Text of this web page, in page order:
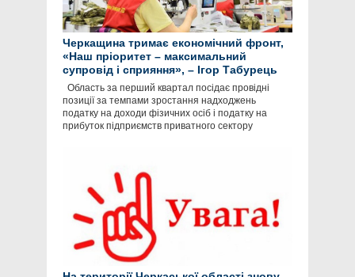
Черкащина тримає економічний фронт,
«Наш пріоритет – максимальний
супровід і сприяння», – Ігор Табурець
Область за перший квартал посідає провідні
позиції за темпами зростання надходжень
податку на доходи фізичних осіб і податку на
прибуток підприємств приватного сектору